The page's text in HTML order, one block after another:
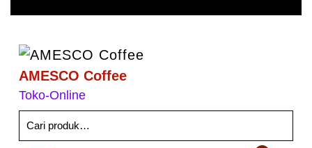
AMESCO Coffee
Toko-Online